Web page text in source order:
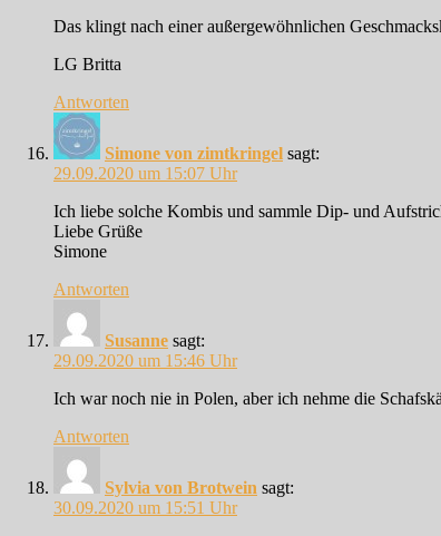
Das klingt nach einer außergewöhnlichen
LG Britta
Antworten
Simone von zimtkringel sagt:
29.09.2020 um 15:07 Uhr
Ich liebe solche Kombis und sammle Dip- und
Liebe Grüße
Simone
Antworten
Susanne sagt:
29.09.2020 um 15:46 Uhr
Ich war noch nie in Polen, aber ich nehme die
Antworten
Sylvia von Brotwein sagt:
30.09.2020 um 15:51 Uhr